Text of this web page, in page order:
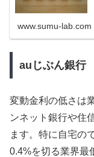
www.sumu-lab.com
auじぶん銀行
変動金利の低さは
ンネット銀行や住
ます。特に自宅の
0.4%を切る業界最